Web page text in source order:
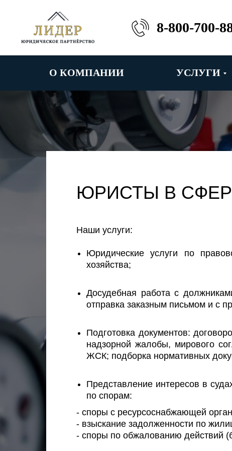
8-800-700-
О КОМПАНИИ УСЛУГИ
ЮРИСТЫ В
Наши услуги:
Юридические услуги по
хозяйства;
Досудебная работа с
отправка заказным письмом и с
Подготовка документов:
надзорной жалобы, мирового
ЖСК; подборка нормативных
Представление интересов в
по спорам:
- споры с ресурсоснабжающей
- взыскание задолженности по
- споры по обжалованию действий